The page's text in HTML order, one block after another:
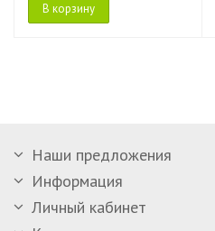
В корзину
Наши предложения
Информация
Личный кабинет